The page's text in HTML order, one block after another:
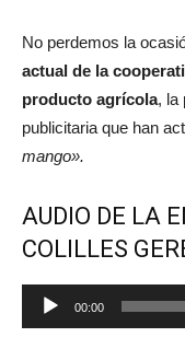
No perdemos la
actual de la
producto agrícola, la
publicitaria que han
mango».
AUDIO DE LA
COLILLES
Reproductor
de
00:00